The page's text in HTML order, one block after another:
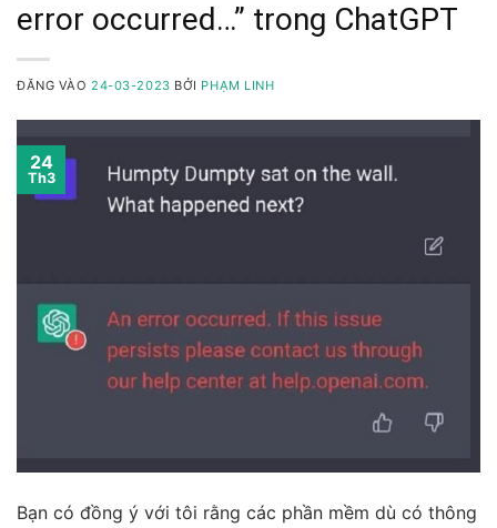
error occurred…” trong ChatGPT
ĐĂNG VÀO24-03-2023 BỞI PHẠM LINH
24
Th3
Bạn có đồng ý với tôi rằng các phần mềm dù có thông